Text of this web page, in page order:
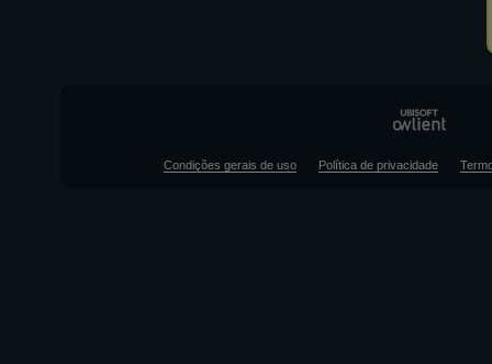
Condições gerais de uso Política de privacidade